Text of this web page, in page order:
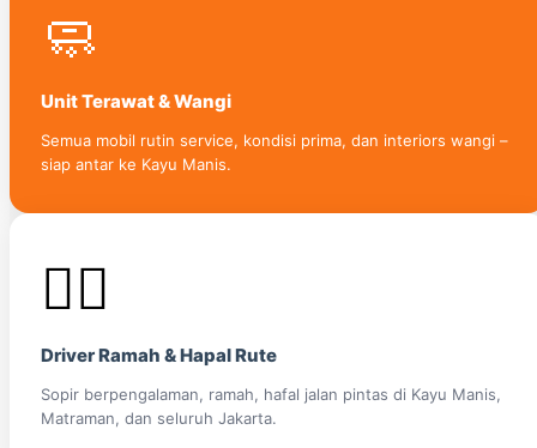
🧼
Unit Terawat & Wangi
Semua mobil rutin service, kondisi prima, dan interiors wangi –
siap antar ke Kayu Manis.
👨‍✈️
Driver Ramah & Hapal Rute
Sopir berpengalaman, ramah, hafal jalan pintas di Kayu Manis,
Matraman, dan seluruh Jakarta.